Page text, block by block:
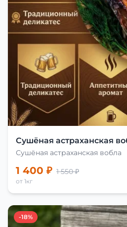
Сушёная астраханская
Сушёная астраханская вобла
1 400 ₽ 1 550 ₽
от 1кг
-18%